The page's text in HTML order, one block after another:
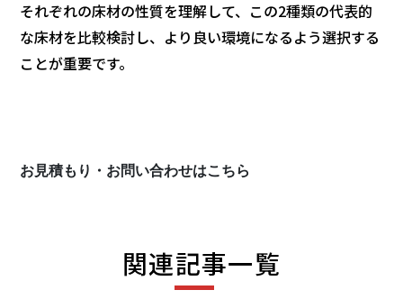
それぞれの床材の性質を理解して、この2種類の代表的
な床材を比較検討し、より良い環境になるよう選択する
ことが重要です。
お見積もり・お問い合わせはこちら
関連記事一覧